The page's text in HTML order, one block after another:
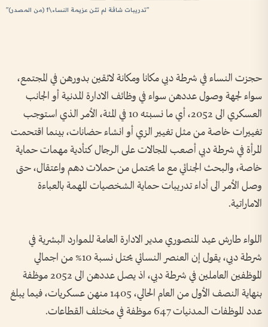
"تدريبات شاقة لم تثن عزيمة النساء\t (من المصدر)"
حجزت النساء في شرطة دبي مكانا ومكانة لائقين بدورهن في المجتمع،
سواء لجهة وصول عددهن سواء في وظائف الادارة المدنية أو الجانب
العسكري الى 2052، أي ما نسبته 10 في المئة، الأمر الذي استوجب
تغييرات خاصة من مثل تغيير الزي أو انشاء حضانات، بينما اقتحمت
المرأة في شرطة دبي أصعب المجالات على الرجال كتأدية مهمات حماية
خاصة، والبحث الجنائي مع ما يحتمل من حملات دهم واعتقال، حتى
وصل الأمر الى أداء تدريبات حماية الشخصيات المهمة بالعباءة
الاماراتية.
اللواء طارش عيد المنصوري مدير الادارة العامة للموارد البشرية في
شرطة دبي، يقول إن العنصر النسائي يحتل نسبة 10% من اجمالي
الموظفين العاملين في شرطة دبي، اذ يصل عددهن الى 2052 موظفة
بنهاية النصف الأول من العام الحالي، 1405 منهن عسكريات، فيما يبلغ
عدد الموظفات الــمدنيات 647 موظفة في مختلف القطاعات.